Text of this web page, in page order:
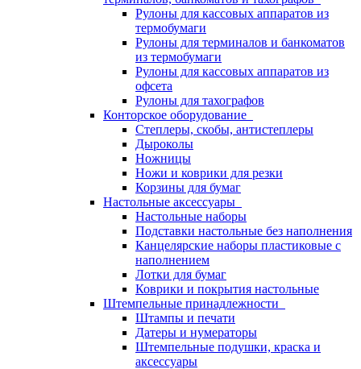
Рулоны для кассовых аппаратов из
термобумаги
Рулоны для терминалов и банкоматов
из термобумаги
Рулоны для кассовых аппаратов из
офсета
Рулоны для тахографов
Конторское оборудование
Степлеры, скобы, антистеплеры
Дыроколы
Ножницы
Ножи и коврики для резки
Корзины для бумаг
Настольные аксессуары
Настольные наборы
Подставки настольные без наполнения
Канцелярские наборы пластиковые с
наполнением
Лотки для бумаг
Коврики и покрытия настольные
Штемпельные принадлежности
Штампы и печати
Датеры и нумераторы
Штемпельные подушки, краска и
аксессуары